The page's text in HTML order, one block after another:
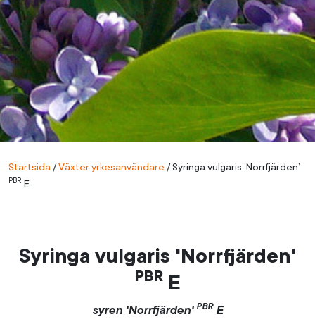
Startsida /Växter yrkesanvändare /Syringa vulgaris ’Norrfjärden’
PBR E
Syringa vulgaris 'Norrfjärden'
PBRE
syren 'Norrfjärden' PBRE